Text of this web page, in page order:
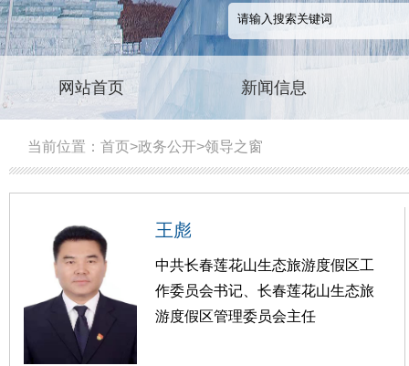
网站首页 新闻信息
当前位置： 首页>政务公开>领导之窗
王彪
中共长春莲花山生态旅游度假区工
作委员会书记、长春莲花山生态旅
游度假区管理委员会主任